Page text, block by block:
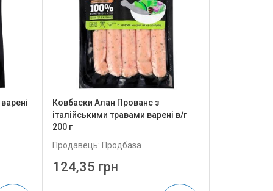
Ковбаски Алан Прованс з
італійськими травами варені в/г
200 г
Продавець: Продбаза
124,35 грн